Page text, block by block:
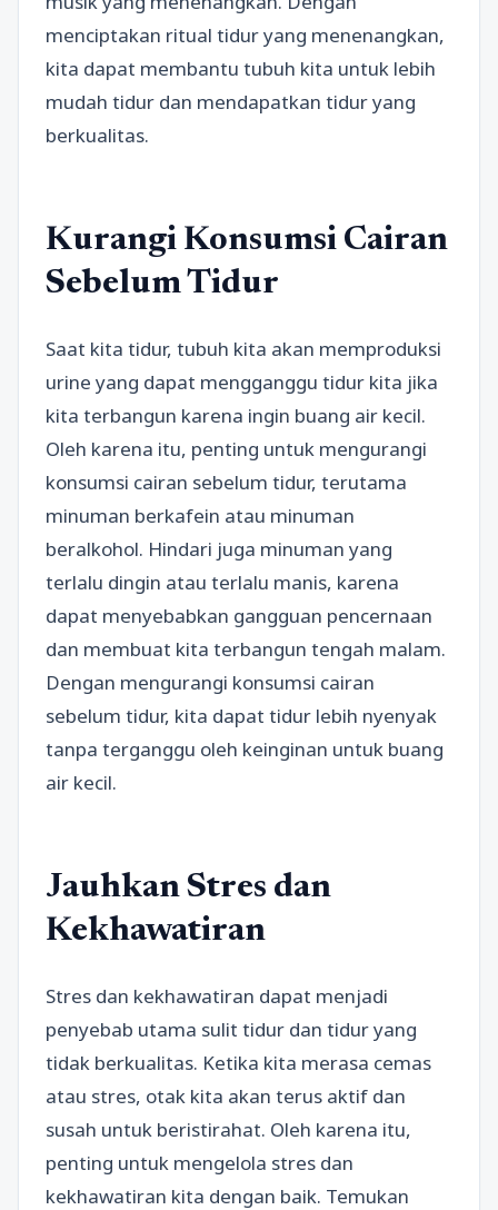
menciptakan ritual tidur yang menenangkan,
kita dapat membantu tubuh kita untuk lebih
mudah tidur dan mendapatkan tidur yang
berkualitas.
Kurangi Konsumsi Cairan
Sebelum Tidur
Saat kita tidur, tubuh kita akan memproduksi
urine yang dapat mengganggu tidur kita jika
kita terbangun karena ingin buang air kecil.
Oleh karena itu, penting untuk mengurangi
konsumsi cairan sebelum tidur, terutama
minuman berkafein atau minuman
beralkohol. Hindari juga minuman yang
terlalu dingin atau terlalu manis, karena
dapat menyebabkan gangguan pencernaan
dan membuat kita terbangun tengah malam.
Dengan mengurangi konsumsi cairan
sebelum tidur, kita dapat tidur lebih nyenyak
tanpa terganggu oleh keinginan untuk buang
air kecil.
Jauhkan Stres dan
Kekhawatiran
Stres dan kekhawatiran dapat menjadi
penyebab utama sulit tidur dan tidur yang
tidak berkualitas. Ketika kita merasa cemas
atau stres, otak kita akan terus aktif dan
susah untuk beristirahat. Oleh karena itu,
penting untuk mengelola stres dan
kekhawatiran kita dengan baik. Temukan